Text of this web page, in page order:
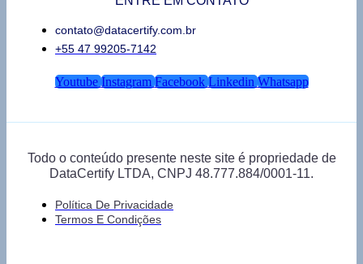
contato@datacertify.com.br
+55 47 99205-7142
Youtube Instagram Facebook Linkedin Whatsapp
Todo o conteúdo presente neste site é propriedade de
DataCertify LTDA, CNPJ 48.777.884/0001-11.
Política De Privacidade
Termos E Condições